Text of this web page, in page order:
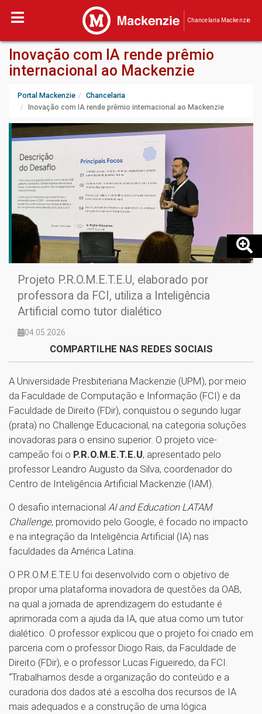
Chancelaria Mackenzie
Inovação com IA rende prêmio
internacional ao Mackenzie
Portal Mackenzie
Chancelaria
Inovação com IA rende prêmio internacional ao Mackenzie
Projeto P.R.O.M.E.T.E.U, elaborado por
professora da FCI, utiliza a Inteligência
Artificial como tutor dialético
04.05.2026
COMPARTILHE NAS REDES SOCIAIS
A Universidade Presbiteriana Mackenzie (UPM), por meio
da Faculdade de Computação e Informação (FCI) e da
Faculdade de Direito (FDir), conquistou o segundo lugar
(prata) no Challenge Educacional, na categoria soluções
inovadoras para o ensino superior. O projeto vice-
campeão foi o P.R.O.M.E.T.E.U, apresentado pelo
professor Leandro Augusto da Silva, coordenador do
Centro de Inteligência Artificial Mackenzie (IAM).
O desafio internacional AI and Education LATAM
Challenge, promovido pelo Google, é focado no impacto
e na integração da Inteligência Artificial (IA) nas
faculdades da América Latina.
O P.R.O.M.E.T.E.U foi desenvolvido com o objetivo de
propor uma plataforma inovadora de questões da OAB,
na qual a jornada de aprendizagem do estudante é
aprimorada com a ajuda da IA, que atua como um tutor
dialético. O professor explicou que o projeto foi criado em
parceria com o professor Diogo Rais, da Faculdade de
Direito (FDir), e o professor Lucas Figueiredo, da FCI.
“Trabalhamos desde a organização do conteúdo e a
curadoria dos dados até a escolha dos recursos de IA
mais adequados e a construção de uma lógica